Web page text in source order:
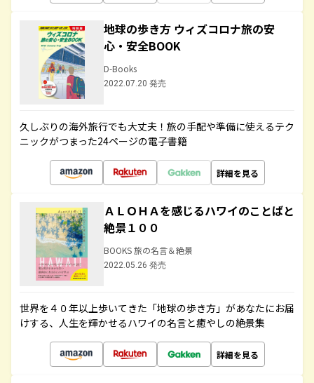
地球の歩き方 ウィズコロナ旅の安
心・安全BOOK
D-Books
2022.07.20 発売
久しぶりの海外旅行でも大丈夫！旅の手配や準備に使えるテク
ニックがつまった24ページの電子書籍
詳細を見る
ＡＬＯＨＡを感じるハワイのことばと
絶景１００
BOOKS 旅の名言＆絶景
2022.05.26 発売
世界を４０年以上歩いてきた「地球の歩き方」があなたにお届
けする、人生を輝かせるハワイの名言と癒やしの絶景集
詳細を見る